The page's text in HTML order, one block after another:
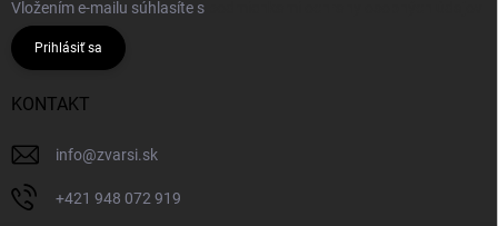
Vložením e-mailu súhlasíte s
Prihlásiť sa
KONTAKT
info@zvarsi.sk
+421 948 072 919